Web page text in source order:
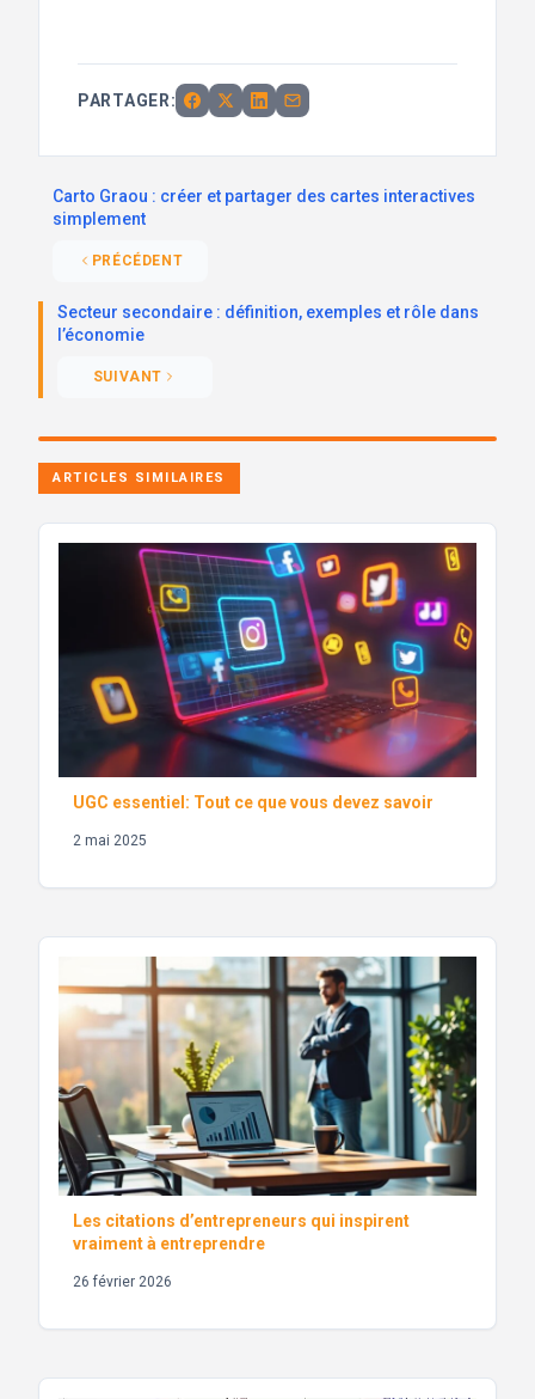
PARTAGER:
Carto Graou : créer et partager des cartes interactives
simplement
PRÉCÉDENT
Secteur secondaire : définition, exemples et rôle dans
l’économie
SUIVANT
ARTICLES SIMILAIRES
UGC essentiel: Tout ce que vous devez savoir
2 mai 2025
Les citations d’entrepreneurs qui inspirent
vraiment à entreprendre
26 février 2026